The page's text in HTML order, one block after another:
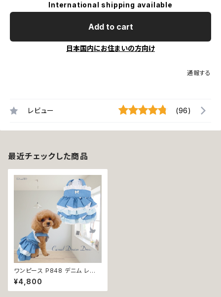
International shipping available
Add to cart
日本国内にお住まいの方向け
通報する
レビュー (96)
最近チェックした商品
ワンピース P848 デニム レー
ス リボン おしゃれ かわいい 小
型犬 犬 猫 ペット 服 犬服 猫服
犬の服 猫の服 ハンドメイド 返
¥4,800